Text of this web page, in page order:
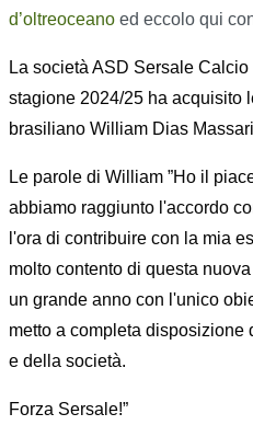
d’oltreoceano ed eccolo qui
La società ASD Sersale
stagione 2024/25 ha acquisito
brasiliano William Dias
Le parole di William ”Ho il
abbiamo raggiunto l'accordo
l'ora di contribuire con la mia
molto contento di questa
un grande anno con l'unico
metto a completa disposizione
e della società.
Forza Sersale!”